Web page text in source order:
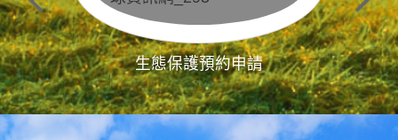
生態保護預約申請